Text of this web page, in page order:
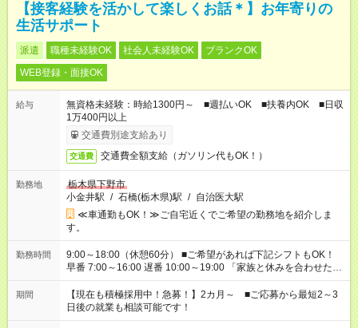
【接客経験を活かして楽しくお話＊】お年寄りの
生活サポート
派遣 職種未経験OK 社会人未経験OK
ブランクOK
WEB登録・面接OK
給与
無資格未経験：時給1300円～ ■週払いOK ■扶養内OK ■日収
1万400円以上
交通費別途支給あり
交通費 交通費全額支給（ガソリン代もOK！）
勤務地
栃木県下野市
小金井駅 / 石橋(栃木県)駅 / 自治医大駅
≪車通勤もOK！≫ご自宅近くでご希望の勤務地を紹介しま
す。
勤務時間
9:00～18:00（休憩60分） ■ご希望があれば下記シフトもOK！
早番 7:00～16:00 遅番 10:00～19:00 「家族と休みを合わせた
い」 「余裕を持って夕飯の準備がしたい」 「できれば残業はし
たくない」 など、ご希望を教えてくださいね。 ※Wワーク希望
の方へ 今ご覧のお仕事で希望する勤務時間と、もう1つのお仕事
の勤務時間。 合計で週40時間を超える場合は応募できません。
期間
【現在も積極採用中！急募！】2カ月～ ■ご応募から最短2～3
日後の就業も相談可能です！